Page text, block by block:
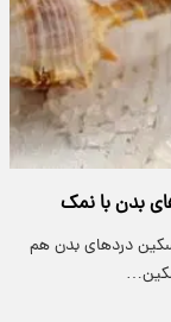
بدن با نمک
دردهای بدن هم